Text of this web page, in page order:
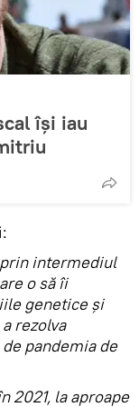
își iau
intermediul
o să îi
genetice și
rezolva
pandemia de
2021, la aproape